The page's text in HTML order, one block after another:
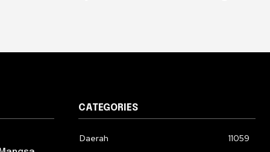
CATEGORIES
Daerah
11059